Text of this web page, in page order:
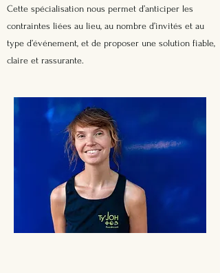
Cette spécialisation nous permet d’anticiper les
contraintes liées au lieu, au nombre d’invités et au
type d’événement, et de proposer une solution fiable,
claire et rassurante.